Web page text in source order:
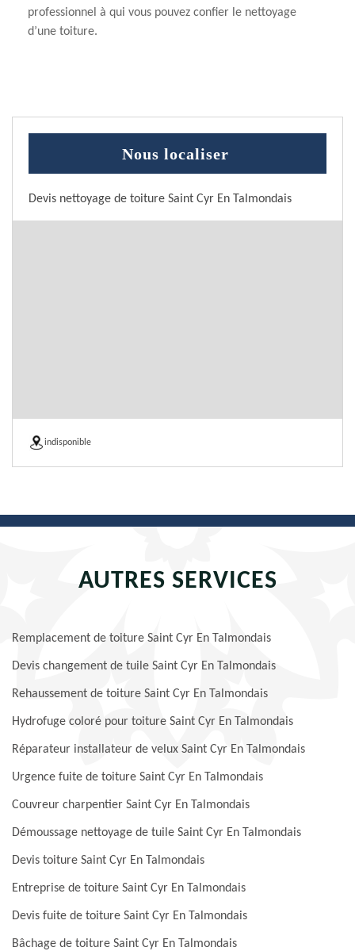
professionnel à qui vous pouvez confier le nettoyage
d’une toiture.
Nous localiser
Devis nettoyage de toiture Saint Cyr En Talmondais
indisponible
AUTRES SERVICES
Remplacement de toiture Saint Cyr En Talmondais
Devis changement de tuile Saint Cyr En Talmondais
Rehaussement de toiture Saint Cyr En Talmondais
Hydrofuge coloré pour toiture Saint Cyr En Talmondais
Réparateur installateur de velux Saint Cyr En Talmondais
Urgence fuite de toiture Saint Cyr En Talmondais
Couvreur charpentier Saint Cyr En Talmondais
Démoussage nettoyage de tuile Saint Cyr En Talmondais
Devis toiture Saint Cyr En Talmondais
Entreprise de toiture Saint Cyr En Talmondais
Devis fuite de toiture Saint Cyr En Talmondais
Bâchage de toiture Saint Cyr En Talmondais